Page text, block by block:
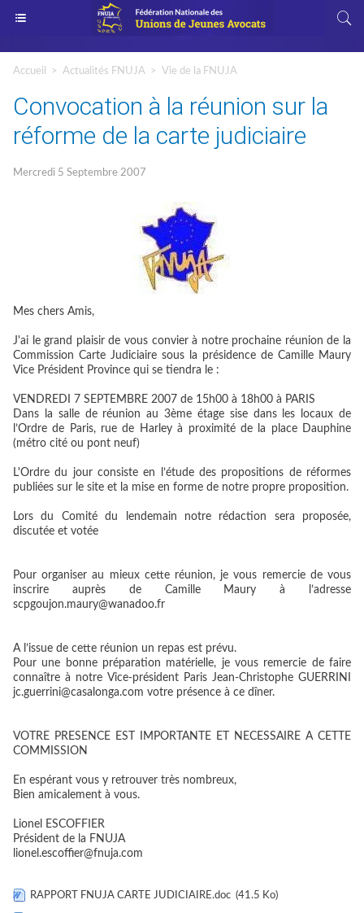
Accueil > Actualités FNUJA > Vie de la FNUJA
Convocation à la réunion sur la
réforme de la carte judiciaire
Mercredi 5 Septembre 2007
Mes chers Amis,
J'ai le grand plaisir de vous convier à notre prochaine réunion de la
Commission Carte Judiciaire sous la présidence de Camille Maury
Vice Président Province qui se tiendra le :
VENDREDI 7 SEPTEMBRE 2007 de 15h00 à 18h00 à PARIS
Dans la salle de réunion au 3ème étage sise dans les locaux de
l’Ordre de Paris, rue de Harley à proximité de la place Dauphine
(métro cité ou pont neuf)
L'Ordre du jour consiste en l’étude des propositions de réformes
publiées sur le site et la mise en forme de notre propre proposition.
Lors du Comité du lendemain notre rédaction sera proposée,
discutée et votée
Pour organiser au mieux cette réunion, je vous remercie de vous
inscrire auprès de Camille Maury à l’adresse
scpgoujon.maury@wanadoo.fr
A l’issue de cette réunion un repas est prévu.
Pour une bonne préparation matérielle, je vous remercie de faire
connaître à notre Vice-président Paris Jean-Christophe GUERRINI
jc.guerrini@casalonga.com votre présence à ce dîner.
VOTRE PRESENCE EST IMPORTANTE ET NECESSAIRE A CETTE
COMMISSION
En espérant vous y retrouver très nombreux,
Bien amicalement à vous.
Lionel ESCOFFIER
Président de la FNUJA
lionel.escoffier@fnuja.com
RAPPORT FNUJA CARTE JUDICIAIRE.doc (41.5 Ko)